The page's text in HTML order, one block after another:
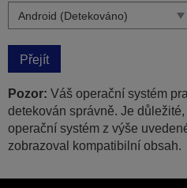
Přejít
Pozor: Váš operační systém
detekován správně. Je
operační systém z výše
zobrazoval kompatibilní obsah.